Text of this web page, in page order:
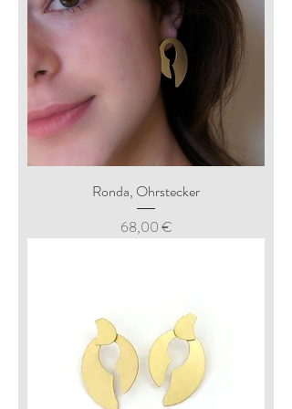
Ronda, Ohrstecker
Preis
68,00 €